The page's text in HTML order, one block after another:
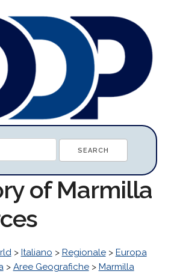
of Marmilla
> Italiano > Regionale> Europa
> Aree Geografiche> Marmilla